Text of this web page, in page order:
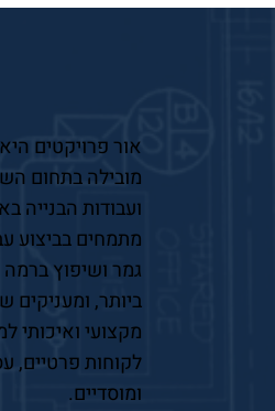
אור פרויקטים
מובילה בתחום
ועבודות הבנייה
מתמחים בביצוע
גמר ושיפוץ
ביותר, ומעניקים
מקצועי ואיכותי
לקוחות פרטיים,
ומוסדיים.